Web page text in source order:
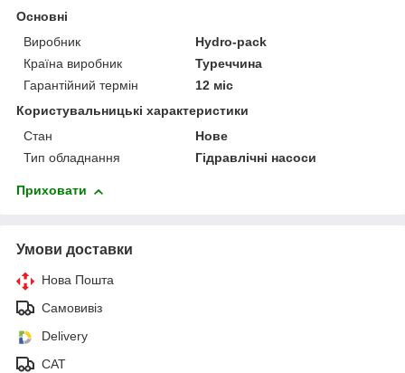
Основні
Виробник
Hydro-pack
Країна виробник
Туреччина
Гарантійний термін
12 міс
Користувальницькі характеристики
Стан
Нове
Тип обладнання
Гідравлічні насоси
Приховати
Умови доставки
Нова Пошта
Самовивіз
Delivery
САТ